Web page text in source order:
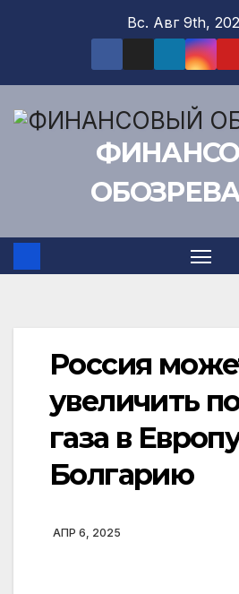
содержимому
Вс. Авг 9th,
Россия
увеличить
газа в
Болгарию
АПР 6, 2025